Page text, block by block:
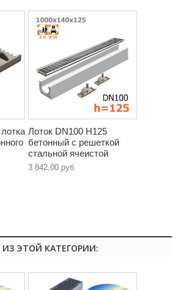
Лоток DN100 H125
бетонный с решеткой
стальной ячеистой
3 842,00 руб
ЭТОЙ КАТЕГОРИИ: